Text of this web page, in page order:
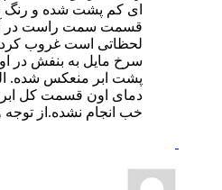
ای کم پشت شده و رنگ
قسمت سمت راست در
لحظاتی است غروب
سرخ مایل به بنفش در
پشت ابر منعکس شده.
دمای اون قسمت کل
خب انجام نشده.از توجه